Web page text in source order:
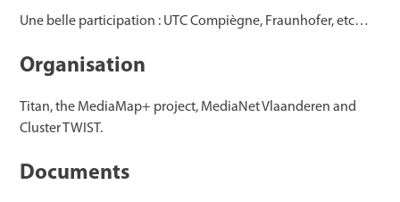
Une belle participation : UTC Compiègne, Fraunhofer, etc…
Organisation
Titan, the MediaMap+ project, MediaNet Vlaanderen and
Cluster TWIST.
Documents